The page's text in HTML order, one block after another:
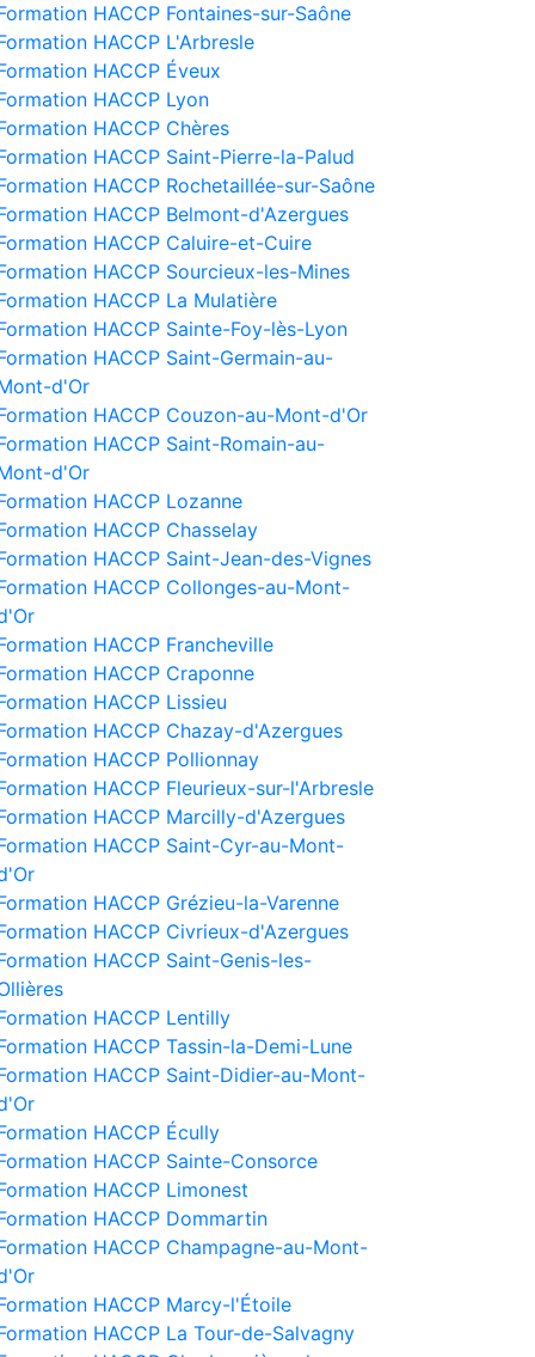
HACCP Fontaines-sur-Saône
HACCP L'Arbresle
HACCP Éveux
HACCP Lyon
HACCP Chères
HACCP Saint-Pierre-la-Palud
HACCP Rochetaillée-sur-Saône
HACCP Belmont-d'Azergues
HACCP Caluire-et-Cuire
HACCP Sourcieux-les-Mines
HACCP La Mulatière
HACCP Sainte-Foy-lès-Lyon
HACCP Saint-Germain-au-
d'Or
HACCP Couzon-au-Mont-d'Or
HACCP Saint-Romain-au-
d'Or
HACCP Lozanne
HACCP Chasselay
HACCP Saint-Jean-des-Vignes
HACCP Collonges-au-Mont-
HACCP Francheville
HACCP Craponne
HACCP Lissieu
HACCP Chazay-d'Azergues
HACCP Pollionnay
HACCP Fleurieux-sur-l'Arbresle
HACCP Marcilly-d'Azergues
HACCP Saint-Cyr-au-Mont-
HACCP Grézieu-la-Varenne
HACCP Civrieux-d'Azergues
HACCP Saint-Genis-les-
HACCP Lentilly
HACCP Tassin-la-Demi-Lune
HACCP Saint-Didier-au-Mont-
HACCP Écully
HACCP Sainte-Consorce
HACCP Limonest
HACCP Dommartin
HACCP Champagne-au-Mont-
HACCP Marcy-l'Étoile
HACCP La Tour-de-Salvagny